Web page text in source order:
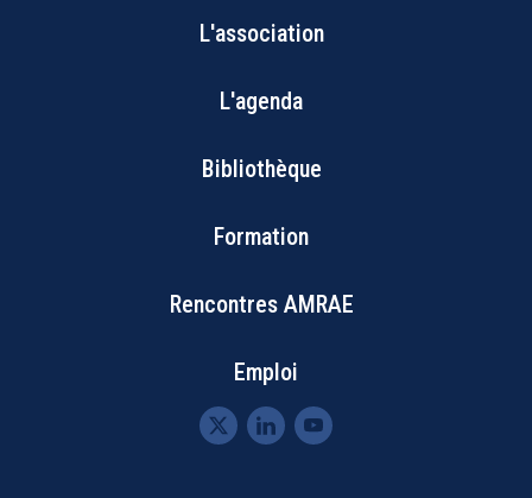
Bottom
Footer
Menu
L'association
L'agenda
Bibliothèque
Formation
Rencontres AMRAE
Emploi